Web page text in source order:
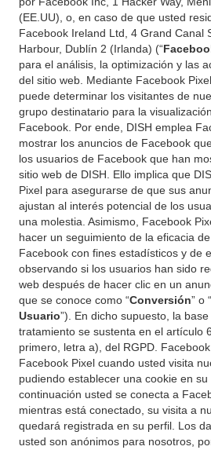
(EE.UU), o, en caso de que usted
Facebook Ireland Ltd, 4 Grand Canal
Harbour, Dublín 2 (Irlanda) (“
para el análisis, la optimización y las
del sitio web. Mediante Facebook
puede determinar los visitantes de
grupo destinatario para la
Facebook. Por ende, DISH emplea
mostrar los anuncios de Facebook
los usuarios de Facebook que han
sitio web de DISH. Ello implica que
Pixel para asegurarse de que sus
ajustan al interés potencial de los
una molestia. Asimismo, Facebook
hacer un seguimiento de la eficacia
Facebook con fines estadísticos y de
observando si los usuarios han sido
web después de hacer clic en un
que se conoce como “Conversión” o “
Usuario”). En dicho supuesto, la
tratamiento se sustenta en el artículo
primero, letra a), del RGPD.
Facebook Pixel cuando usted visita
pudiendo establecer una cookie en su
continuación usted se conecta a
mientras está conectado, su visita a
quedará registrada en su perfil. Los
usted son anónimos para nosotros,